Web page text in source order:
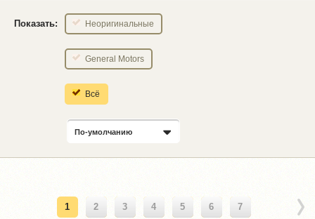
Показать: Неоригинальные
General Motors
Всё
По-умолчанию
1 2 3 4 5 6 7